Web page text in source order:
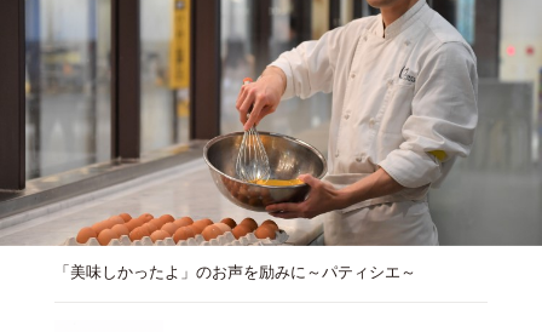
「美味しかったよ」のお声を励みに～パティシエ～